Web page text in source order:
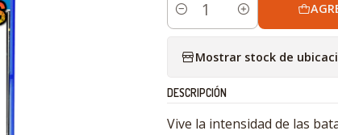
Cantidad
Mostrar stock de
DESCRIPCIÓN
Vive la intensidad de las